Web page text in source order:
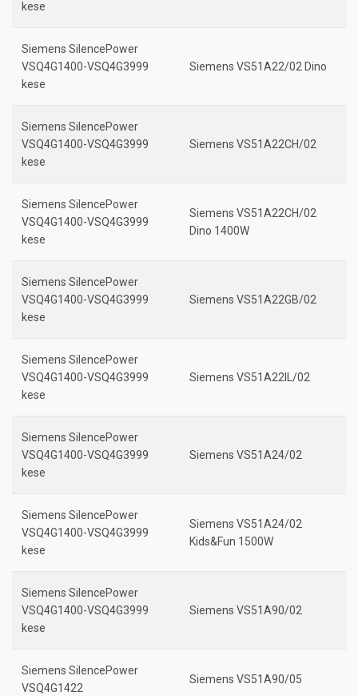
kese
Siemens SilencePower
VSQ4G1400-VSQ4G3999
kese
Siemens VS51A22/02 Dino
Siemens SilencePower
VSQ4G1400-VSQ4G3999
kese
Siemens VS51A22CH/02
Siemens SilencePower
VSQ4G1400-VSQ4G3999
kese
Siemens VS51A22CH/02
Dino 1400W
Siemens SilencePower
VSQ4G1400-VSQ4G3999
kese
Siemens VS51A22GB/02
Siemens SilencePower
VSQ4G1400-VSQ4G3999
kese
Siemens VS51A22IL/02
Siemens SilencePower
VSQ4G1400-VSQ4G3999
kese
Siemens VS51A24/02
Siemens SilencePower
VSQ4G1400-VSQ4G3999
kese
Siemens VS51A24/02
Kids&Fun 1500W
Siemens SilencePower
VSQ4G1400-VSQ4G3999
kese
Siemens VS51A90/02
Siemens SilencePower
VSQ4G1422
Siemens VS51A90/05